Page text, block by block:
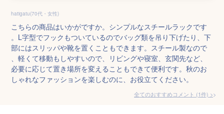
hatigatu(70代・女性)
こちらの商品はいかがですか。シンプルなスチールラックです
。L字型でフックもついているのでバッグ類を吊り下げたり、下
部にはスリッパや靴を置くこともできます。スチール製なので
、軽くて移動もしやすいので、リビングや寝室、玄関先など、
必要に応じて置き場所を変えることもできて便利です。秋のお
しゃれなファッションを楽しむのに、お役立てください。
全てのおすすめコメント (1件) >